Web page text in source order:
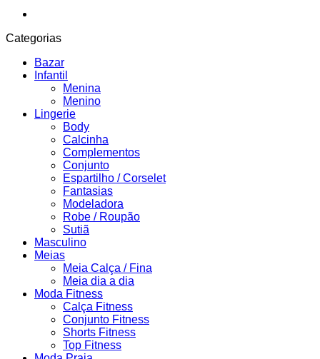
Categorias
Bazar
Infantil
Menina
Menino
Lingerie
Body
Calcinha
Complementos
Conjunto
Espartilho / Corselet
Fantasias
Modeladora
Robe / Roupão
Sutiã
Masculino
Meias
Meia Calça / Fina
Meia dia a dia
Moda Fitness
Calça Fitness
Conjunto Fitness
Shorts Fitness
Top Fitness